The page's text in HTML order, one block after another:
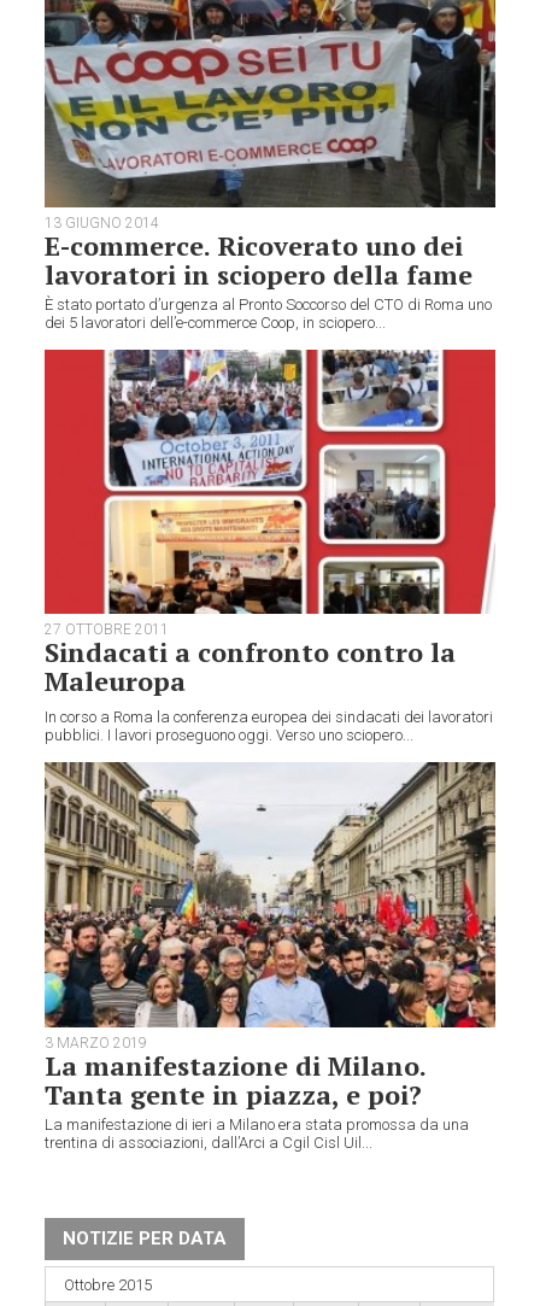
13 GIUGNO 2014
E-commerce. Ricoverato uno dei
lavoratori in sciopero della fame
È stato portato d’urgenza al Pronto Soccorso del CTO di Roma uno
dei 5 lavoratori dell’e-commerce Coop, in sciopero...
27 OTTOBRE 2011
Sindacati a confronto contro la
Maleuropa
In corso a Roma la conferenza europea dei sindacati dei lavoratori
pubblici. I lavori proseguono oggi. Verso uno sciopero...
3 MARZO 2019
La manifestazione di Milano.
Tanta gente in piazza, e poi?
La manifestazione di ieri a Milano era stata promossa da una
trentina di associazioni, dall’Arci a Cgil Cisl Uil...
NOTIZIE PER DATA
Ottobre 2015